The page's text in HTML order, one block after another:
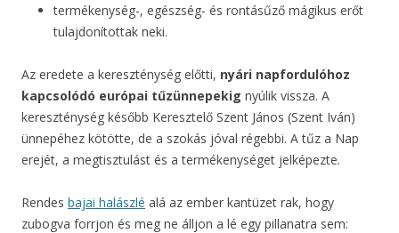
termékenység-, egészség- és rontásűző mágikus erőt
tulajdonítottak neki.
Az eredete a kereszténység előtti, nyári napfordulóhoz
kapcsolódó európai tűzünnepekig nyúlik vissza. A
kereszténység később Keresztelő Szent János (Szent Iván)
ünnepéhez kötötte, de a szokás jóval régebbi. A tűz a Nap
erejét, a megtisztulást és a termékenységet jelképezte.
Rendes bajai halászlé alá az ember kantüzet rak, hogy
zubogva forrjon és meg ne álljon a lé egy pillanatra sem: